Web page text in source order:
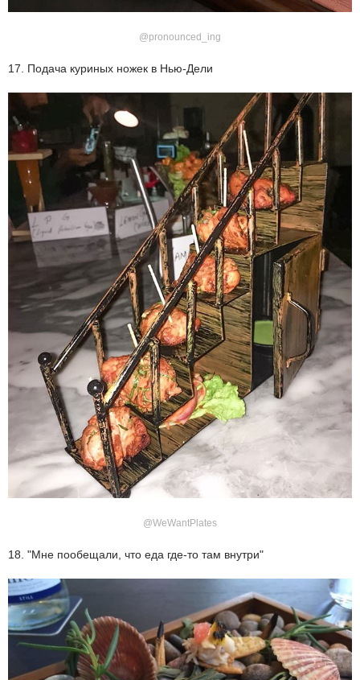
@pronounced_ing
17. Подача куриных ножек в Нью-Дели
@WeWantPlates
18. "Мне пообещали, что еда где-то там внутри"